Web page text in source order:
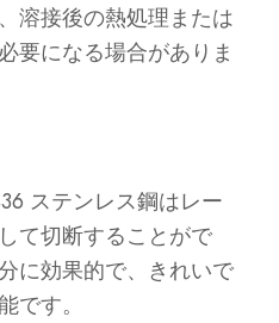
溶接後の熱処理または
要になる場合がありま
ステンレス鋼はレー
て切断することがで
に効果的で、きれいで
です。